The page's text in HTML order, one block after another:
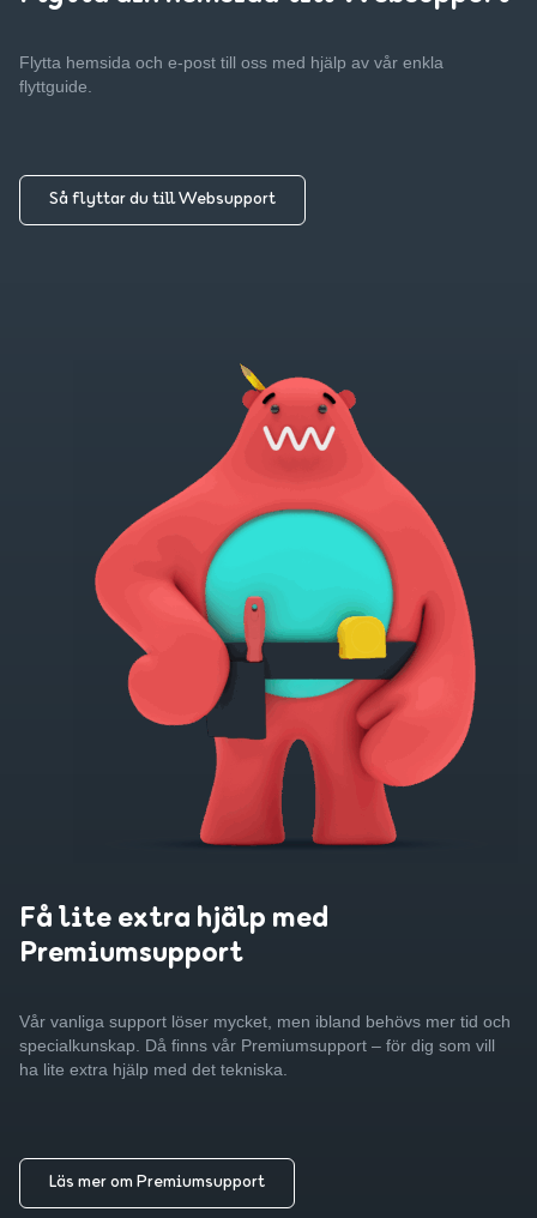
Flytta hemsida och e-post till oss med hjälp av vår enkla
flyttguide.
Så flyttar du till Websupport
Få lite extra hjälp med
Premiumsupport
Vår vanliga support löser mycket, men ibland behövs mer tid och
specialkunskap. Då finns vår Premiumsupport – för dig som vill
ha lite extra hjälp med det tekniska.
Läs mer om Premiumsupport